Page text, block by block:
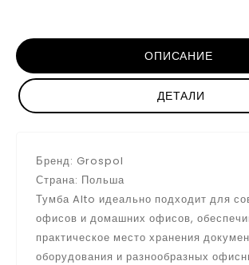
ОПИСАНИЕ
ДЕТАЛИ
Бренд: Grospol
Страна: Польша
Тумба Alto идеально подходит для
офисов и домашних офисов,
практическое место хранения
оборудования и разнообразных